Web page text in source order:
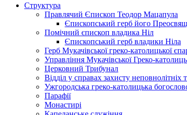
Структура
Правлячий Єпископ Теодор Мацапула
Єпископський герб його
Помічний єпископ владика Ніл
Єпископський герб владики Ніла
Герб Мукачівської греко-католицької
Управління Мукачівської Греко-
Церковний Трибунал
Відділ у справах захисту неповнолітніх
Ужгородська греко-католицька
Парафії
Монастирі